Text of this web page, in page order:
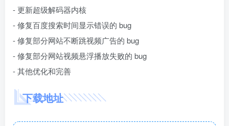
- 更新超级解码器内核
- 修复百度搜索时间显示错误的 bug
- 修复部分网站不断跳视频广告的 bug
- 修复部分网站视频悬浮播放失败的 bug
- 其他优化和完善
下载地址